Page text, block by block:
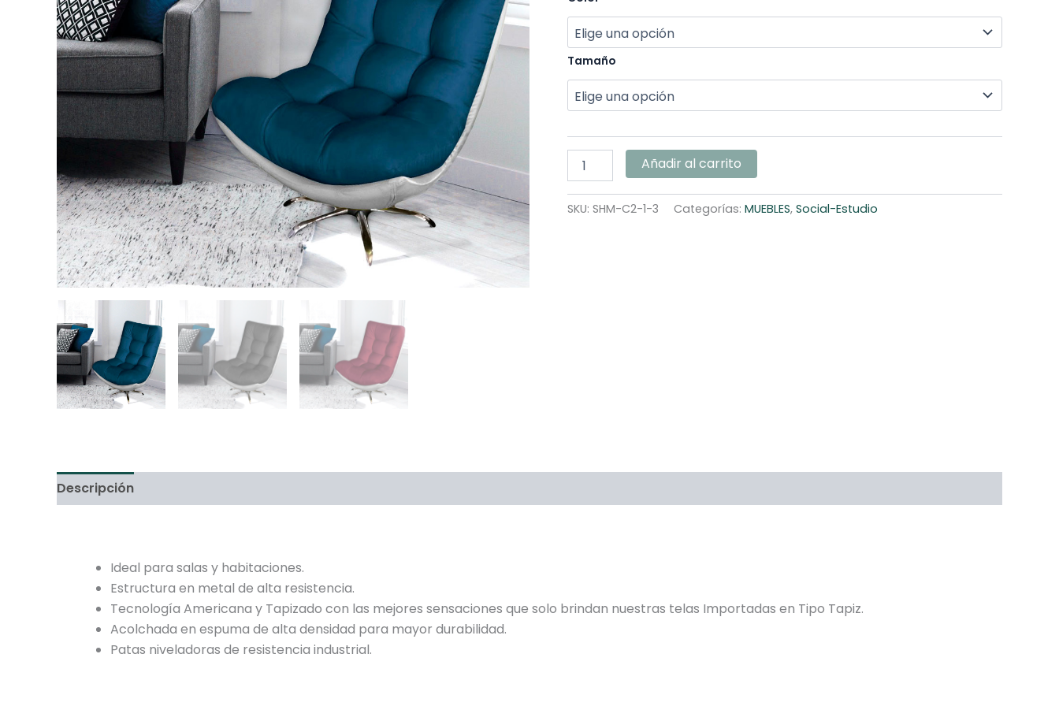
Tamaño
Añadir al carrito
SKU: SHM-C2-1-3 Categorías: MUEBLES, Social-Estudio
Descripción
Ideal para salas y habitaciones.
Estructura en metal de alta resistencia.
Tecnología Americana y Tapizado con las mejores sensaciones que solo brindan nuestras telas Importadas en Tipo Tapiz.
Acolchada en espuma de alta densidad para mayor durabilidad.
Patas niveladoras de resistencia industrial.